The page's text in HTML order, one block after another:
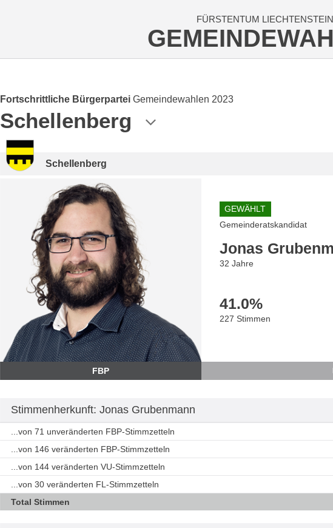
FÜRSTENTUM LIECHTENSTEIN
Fortschrittliche Bürgerpartei Gemeindewahlen 2023
Schellenberg
Schellenberg
FBP
GEWÄHLT
Gemeinderatskandidat
Jonas
32 Jahre
41.0%
227 Stimmen
Stimmenherkunft: Jonas Grubenmann
...von 71 unveränderten FBP-Stimmzetteln
...von 146 veränderten FBP-Stimmzetteln
...von 144 veränderten VU-Stimmzetteln
...von 30 veränderten FL-Stimmzetteln
Total Stimmen